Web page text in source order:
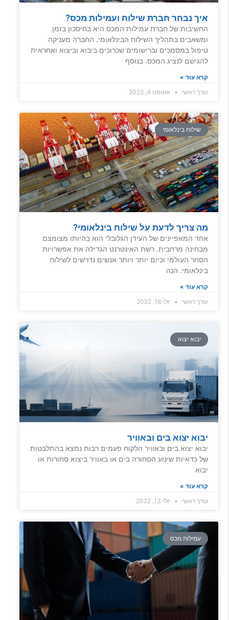
איך נבחר חברת שילוח ועמילות מכס?
החשיבות של חברת עמילות המכס היא בחיסכון בזמן
ומשאבים בתהליך השילוח הבינלאומי. החברה מעניקה
טיפול במסמכים וברישומים שכרוכים ביבוא וביצוא ואחראית
להגישם לנציג המכס. בנוסף
קרא עוד »
עורך ראשי
אוגוסט 4, 2022
שילוח בינלאומי
מה צריך לדעת על שילוח בינלאומי?
אחד המאפיינים של העידן הגלובלי הוא בהיותו מצומצם
מבחינה מרחבית. רשת האינטרנט הגדילה את אפשרויות
הסחר העולמי וכיום יותר ויותר אנשים נדרשים לשילוח
בינלאומי. הנה
קרא עוד »
עורך ראשי
יולי 18, 2022
יבוא יצוא
יבוא יצוא בים ובאוויר
יבוא יצוא בים ובאוויר הלקוח פעמים רבות נמצא בהתלבטות
של כדאיות שינוע הסחורה בים או באוויר ביצוא סחורות או
יבוא
קרא עוד »
עורך ראשי
יולי 13, 2022
עמילות מכס